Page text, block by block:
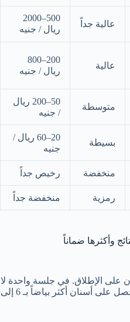
عالية جداً
500–2000
ريال / جنيه
عالية
200–800
ريال / جنيه
متوسطة
50–200 ريال
/ جنيه
بسيطة
20–60 ريال /
جنيه
منخفضة رخيص جداً
رمزية منخفضة جداً
وأكثرها ضماناً
على الإطلاق. في جلسة واحدة لا
تتجاوز 60 إلى 90 دقيقة، يمكن أن تحصل على أسنان أكثر بياضاً بـ 6 إلى